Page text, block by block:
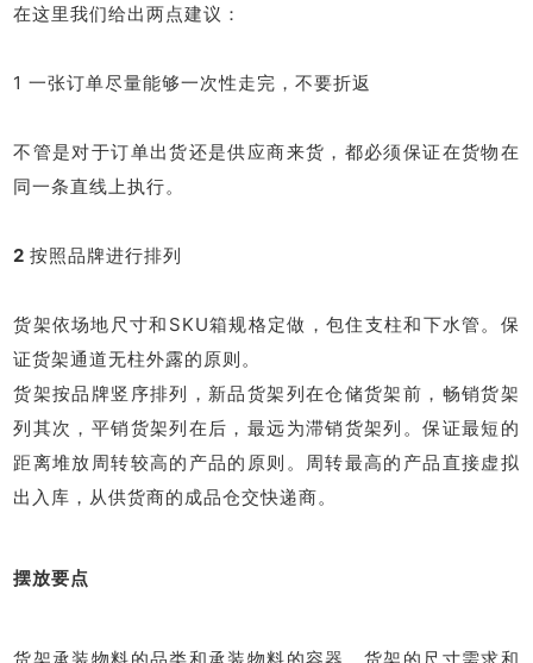
在这里我们给出两点建议：
1 一张订单尽量能够一次性走完，不要折返
不管是对于订单出货还是供应商来货，都必须保证在货物在
同一条直线上执行。
2按照品牌进行排列
货架依场地尺寸和SKU箱规格定做，包住支柱和下水管。保
证货架通道无柱外露的原则。
货架按品牌竖序排列，新品货架列在仓储货架前，畅销货架
列其次，平销货架列在后，最远为滞销货架列。保证最短的
距离堆放周转较高的产品的原则。周转最高的产品直接虚拟
出入库，从供货商的成品仓交快递商。
摆放要点